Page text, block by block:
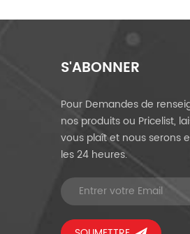
S'ABONNER
Pour Demandes de
nos produits ou Pricelist,
vous plaît et nous serons
les 24 heures.